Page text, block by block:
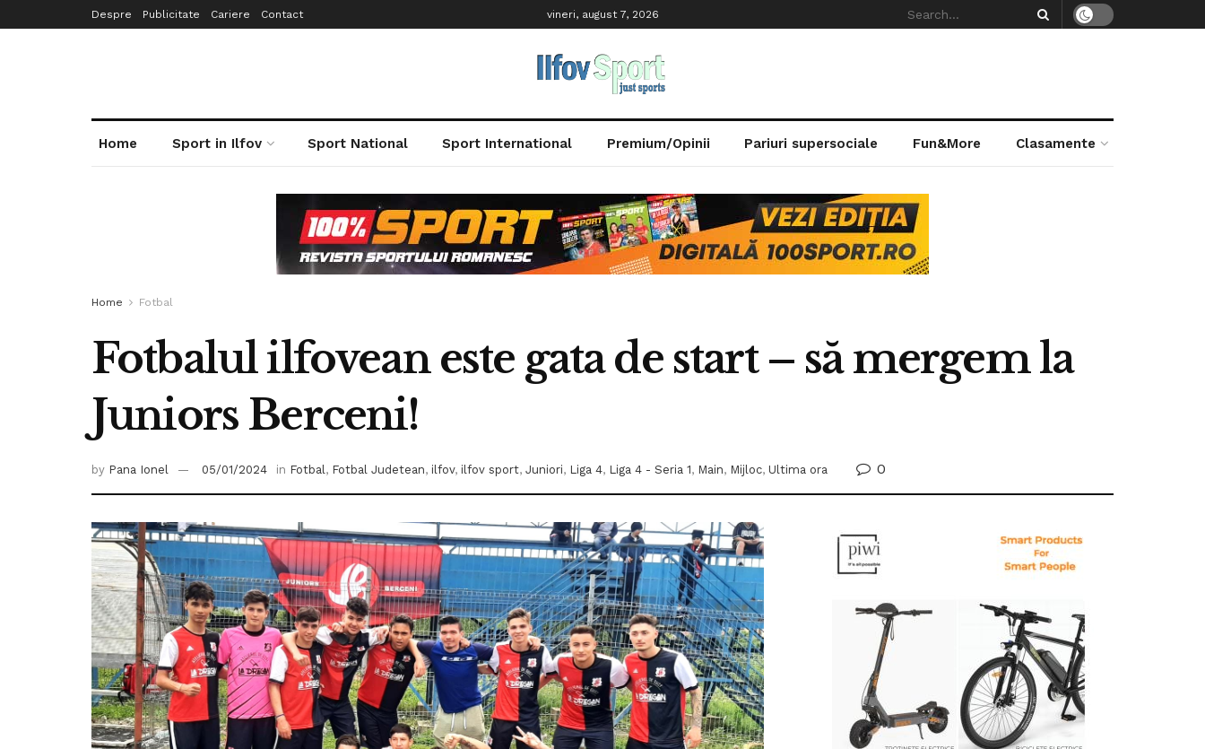
Despre Publicitate Cariere Contact vineri, august 7, 2026
Home Sport in Ilfov Sport National Sport International Premium/Opinii Pariuri supersociale Fun&More Clasamente
Home Fotbal
Fotbalul ilfovean este gata de start – să mergem la
Juniors Berceni!
by Pana Ionel 05/01/2024 in Fotbal, Fotbal Judetean, ilfov, ilfov sport, Juniori, Liga 4, Liga 4 - Seria 1, Main, Mijloc, Ultima ora 0